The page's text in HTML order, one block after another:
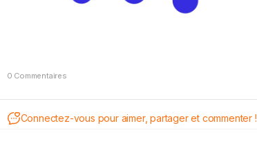
0 Commentaires
Connectez-vous pour aimer, partager et commenter !